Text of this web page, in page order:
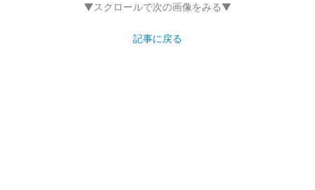
▼スクロールで次の画像をみる▼
記事に戻る